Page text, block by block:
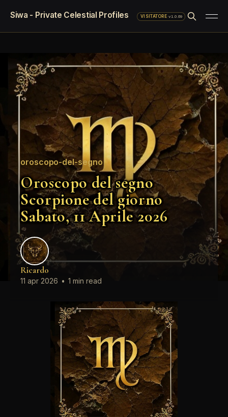
Siwa - Private Celestial Profiles VISITATORE·v1.0.69
oroscopo-del-segno
Oroscopo del segno
Scorpione del giorno
Sabato, 11 Aprile 2026
Ricardo
11 apr 2026 • 1 min read